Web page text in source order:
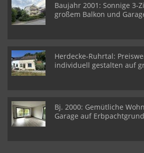
Baujahr 2001: Sonnige 3-
großem Balkon und
Herdecke-Ruhrtal:
individuell gestalten auf
Bj. 2000: Gemütliche
Garage auf